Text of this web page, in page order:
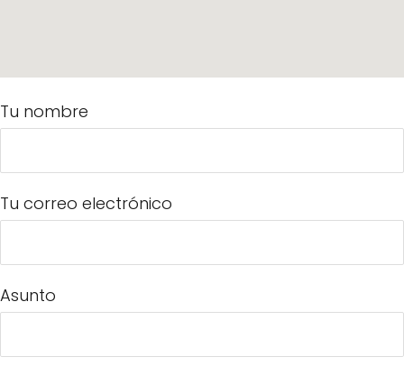
Tu nombre
Tu correo electrónico
Asunto